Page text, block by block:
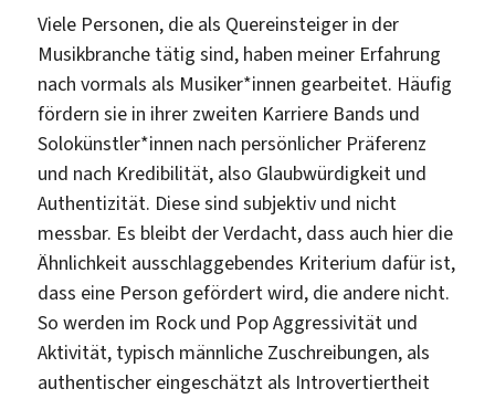
Viele Personen, die als Quereinsteiger in der
Musikbranche tätig sind, haben meiner Erfahrung
nach vormals als Musiker*innen gearbeitet. Häufig
fördern sie in ihrer zweiten Karriere Bands und
Solokünstler*innen nach persönlicher Präferenz
und nach Kredibilität, also Glaubwürdigkeit und
Authentizität. Diese sind subjektiv und nicht
messbar. Es bleibt der Verdacht, dass auch hier die
Ähnlichkeit ausschlaggebendes Kriterium dafür ist,
dass eine Person gefördert wird, die andere nicht.
So werden im Rock und Pop Aggressivität und
Aktivität, typisch männliche Zuschreibungen, als
authentischer eingeschätzt als Introvertiertheit